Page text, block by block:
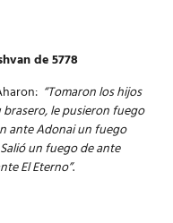
de 5778
“Tomaron los hijos
le pusieron fuego
ante Adonai un fuego
un fuego de ante
El Eterno”.